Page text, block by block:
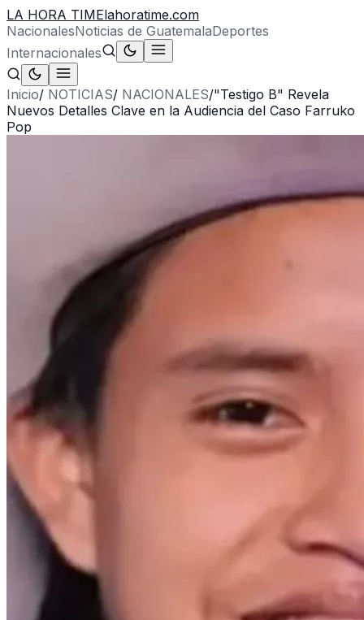
LA HORA TIMElahoratime.com
NacionalesNoticias de GuatemalaDeportes
Internacionales
Inicio/ NOTICIAS/ NACIONALES/"Testigo B" Revela
Nuevos Detalles Clave en la Audiencia del Caso Farruko
Pop